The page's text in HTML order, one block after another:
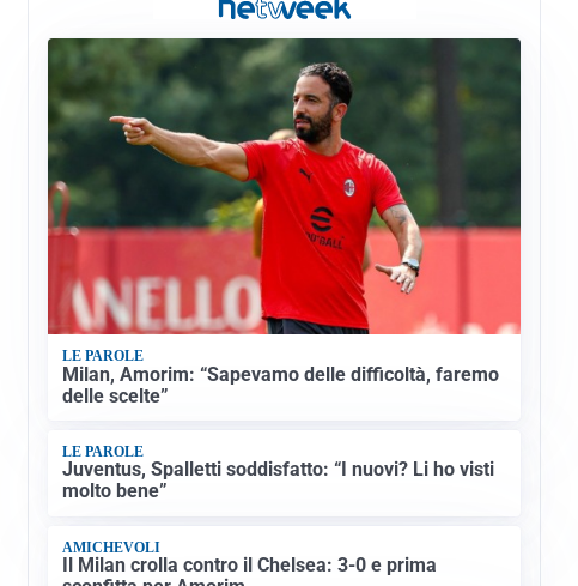
LE PAROLE
Milan, Amorim: “Sapevamo delle difficoltà, faremo
delle scelte”
LE PAROLE
Juventus, Spalletti soddisfatto: “I nuovi? Li ho visti
molto bene”
AMICHEVOLI
Il Milan crolla contro il Chelsea: 3-0 e prima